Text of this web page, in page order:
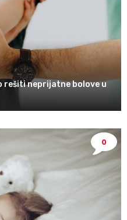
rešiti neprijatne bolove u
0